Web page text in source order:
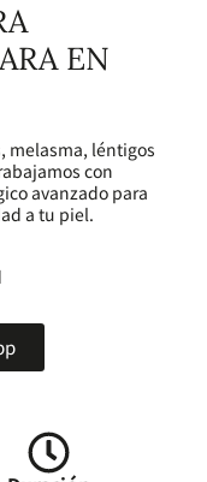
EN
melasma, léntigos
con
avanzado para
a tu piel.